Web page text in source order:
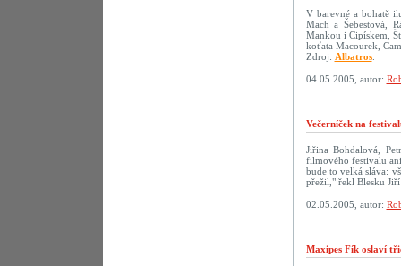
V barevné a bohatě
Mach a Šebestová,
Mankou i Cipískem,
koťata Macourek,
Zdroj: Albatros.
04.05.2005, autor:
Večerníček na
Jiřina Bohdalová,
filmového festivalu
bude to velká sláva:
přežil," řekl Blesku
02.05.2005, autor:
Maxipes Fík oslaví